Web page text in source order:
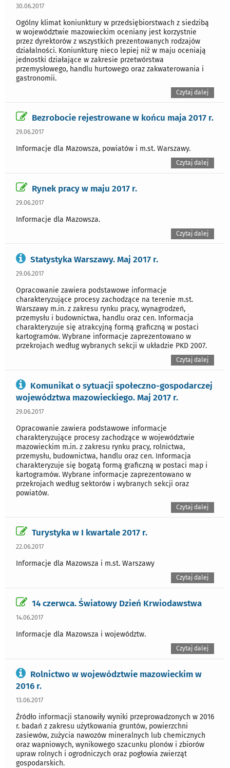
30.06.2017
Ogólny klimat koniunktury w przedsiębiorstwach z siedzibą
w województwie mazowieckim oceniany jest korzystnie
przez dyrektorów z wszystkich prezentowanych rodzajów
działalności. Koniunkturę nieco lepiej niż w maju oceniają
jednostki działające w zakresie przetwórstwa
przemysłowego, handlu hurtowego oraz zakwaterowania i
gastronomii.
Czytaj dalej
Bezrobocie rejestrowane w końcu maja 2017 r.
29.06.2017
Informacje dla Mazowsza, powiatów i m.st. Warszawy.
Czytaj dalej
Rynek pracy w maju 2017 r.
29.06.2017
Informacje dla Mazowsza.
Czytaj dalej
Statystyka Warszawy. Maj 2017 r.
29.06.2017
Opracowanie zawiera podstawowe informacje
charakteryzujące procesy zachodzące na terenie m.st.
Warszawy m.in. z zakresu rynku pracy, wynagrodzeń,
przemysłu i budownictwa, handlu oraz cen. Informacja
charakteryzuje się atrakcyjną formą graficzną w postaci
kartogramów. Wybrane informacje zaprezentowano w
przekrojach według wybranych sekcji w układzie PKD 2007.
Czytaj dalej
Komunikat o sytuacji społeczno-gospodarczej
województwa mazowieckiego. Maj 2017 r.
29.06.2017
Opracowanie zawiera podstawowe informacje
charakteryzujące procesy zachodzące w województwie
mazowieckim m.in. z zakresu rynku pracy, rolnictwa,
przemysłu, budownictwa, handlu oraz cen. Informacja
charakteryzuje się bogatą formą graficzną w postaci map i
kartogramów. Wybrane informacje zaprezentowano w
przekrojach według sektorów i wybranych sekcji oraz
powiatów.
Czytaj dalej
Turystyka w I kwartale 2017 r.
22.06.2017
Informacje dla Mazowsza i m.st. Warszawy
Czytaj dalej
14 czerwca. Światowy Dzień Krwiodawstwa
14.06.2017
Informacje dla Mazowsza i województw.
Czytaj dalej
Rolnictwo w województwie mazowieckim w
2016 r.
13.06.2017
Źródło informacji stanowiły wyniki przeprowadzonych w 2016
r. badań z zakresu użytkowania gruntów, powierzchni
zasiewów, zużycia nawozów mineralnych lub chemicznych
oraz wapniowych, wynikowego szacunku plonów i zbiorów
upraw rolnych i ogrodniczych oraz pogłowia zwierząt
gospodarskich.